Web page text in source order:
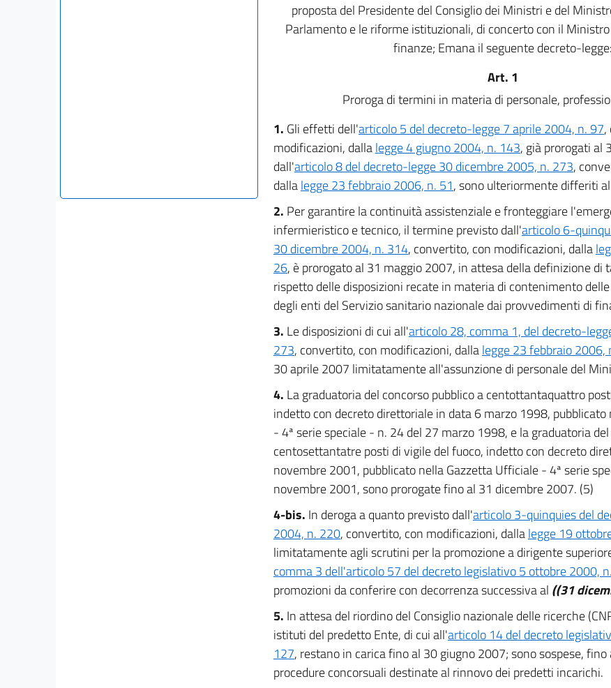
proposta del Presidente del Consiglio dei Ministri e del
Parlamento e le riforme istituzionali, di concerto con il
finanze; Emana il seguente decreto-legge:
Art. 1
Proroga di termini in materia di personale,
1. Gli effetti dell'articolo 5 del decreto-legge 7 aprile 2004, n. 97,
modificazioni, dallalegge 4 giugno 2004, n. 143, già prorogati al
dall'articolo 8 del decreto-legge 30 dicembre 2005, n. 273,
dallalegge 23 febbraio 2006, n. 51, sono ulteriormente differiti
2. Per garantire la continuità assistenziale e fronteggiare
infermieristico e tecnico, il termine previsto dall'articolo 6-
30 dicembre 2004, n. 314, convertito, con modificazioni, dalla
26, è prorogato al 31 maggio 2007, in attesa della definizione di
rispetto delle disposizioni recate in materia di contenimento
degli enti del Servizio sanitario nazionale dai provvedimenti di
3. Le disposizioni di cui all'articolo 28, comma 1, del decreto-
273, convertito, con modificazioni, dallalegge 23 febbraio 2006,
30 aprile 2007 limitatamente all'assunzione di personale del
4. La graduatoria del concorso pubblico a centottantaquattro
indetto con decreto direttoriale in data 6 marzo 1998,
- 4ª serie speciale - n. 24 del 27 marzo 1998, e la graduatoria
centosettantatre posti di vigile del fuoco, indetto con decreto
novembre 2001, pubblicato nella Gazzetta Ufficiale - 4ª serie
novembre 2001, sono prorogate fino al 31 dicembre 2007. (5)
4-bis. In deroga a quanto previsto dall'articolo 3-quinquies del
2004, n. 220, convertito, con modificazioni, dallalegge 19
limitatamente agli scrutini per la promozione a dirigente
comma 3 dell'articolo 57 del decreto legislativo 5 ottobre 2000,
promozioni da conferire con decorrenza successiva al ((31
5. In attesa del riordino del Consiglio nazionale delle ricerche
istituti del predetto Ente, di cui all'articolo 14 del decreto
127, restano in carica fino al 30 giugno 2007; sono sospese, fino
procedure concorsuali destinate al rinnovo dei predetti incarichi.